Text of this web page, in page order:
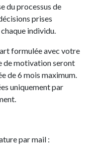
du processus de
prises
individu.
formulée avec votre
de motivation seront
de 6 mois maximum.
uniquement par
par mail :